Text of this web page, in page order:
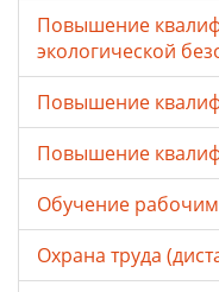
Повышение
экологической
Повышение
Повышение
Обучение
Охрана труда